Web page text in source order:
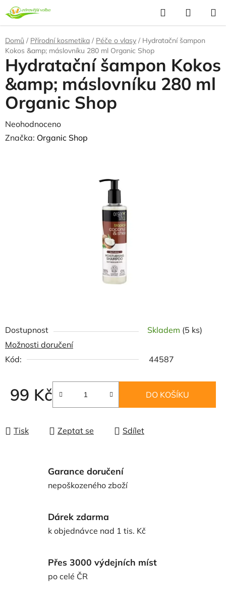
Přejít
na
obsah
Hledat
KOŠÍK
Domů / Přírodní kosmetika / Péče o vlasy / Hydratační šampon
Kokos &amp; máslovníku 280 ml Organic Shop
Dostupnost Skladem (5 ks)
Možnosti doručení
Kód:
44587
99 Kč
Měrná cena:
DO KOŠÍKU
Tisk Zeptat se Sdílet
Hydratační šampon Kokos
&amp; máslovníku 280 ml
Organic Shop
Průměrné
hodnocení
Neohodnoceno
Značka: Organic Shop
Garance doručení
nepoškozeného zboží
Dárek zdarma
k objednávce nad 1 tis. Kč
Přes 3000 výdejních míst
po celé ČR